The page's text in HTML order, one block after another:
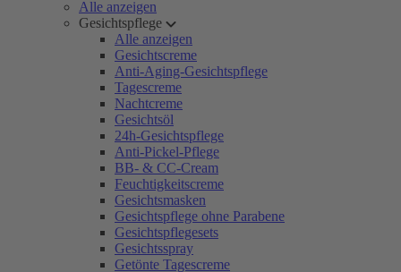
Alle anzeigen
Gesichtspflege
Alle anzeigen
Gesichtscreme
Anti-Aging-Gesichtspflege
Tagescreme
Nachtcreme
Gesichtsöl
24h-Gesichtspflege
Anti-Pickel-Pflege
BB- & CC-Cream
Feuchtigkeitscreme
Gesichtsmasken
Gesichtspflege ohne Parabene
Gesichtspflegesets
Gesichtsspray
Getönte Tagescreme